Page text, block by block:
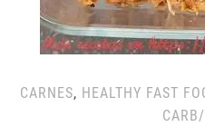
CARNES, HEALTHY FAST